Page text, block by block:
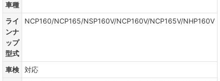
車種
ライ
ンナ
ップ
型式
NCP160/NCP165/NSP160V/NCP160V/NCP165V/NHP160V
車検 対応